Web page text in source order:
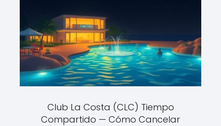
Club La Costa (CLC) Tiempo
Compartido — Cómo Cancelar